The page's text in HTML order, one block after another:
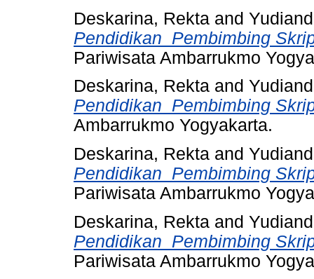
Deskarina, Rekta and
Pendidikan_Pembimbing
Pariwisata Ambarrukmo
Deskarina, Rekta and
Pendidikan_Pembimbing
Ambarrukmo Yogyakarta.
Deskarina, Rekta and
Pendidikan_Pembimbing
Pariwisata Ambarrukmo
Deskarina, Rekta and
Pendidikan_Pembimbing
Pariwisata Ambarrukmo